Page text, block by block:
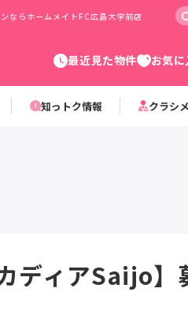
ならホームメイトFC広島大学前店
最近見た物件 お気
知っトク情報 クラシ
ディアSaijo